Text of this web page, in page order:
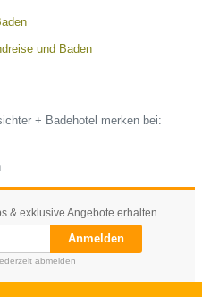
und Baden
+ Badehotel merken bei:
& exklusive Angebote erhalten
Anmelden
abmelden